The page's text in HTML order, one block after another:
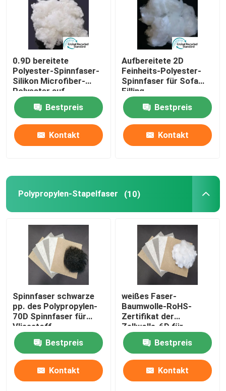
Polymer-Kissen
0.9D bereitete
Polyester-Spinnfaser-
Silikon Microfiber-
Polyester auf
Bestpreis
Kontakt
Aufbereitete 2D
Feinheits-Polyester-
Spinnfaser für Sofa
Filling
Bestpreis
Kontakt
Polypropylen-Stapelfaser (10)
Spinnfaser schwarze
pp. des Polypropylen-
70D Spinnfaser für
Vliesstoff
Bestpreis
Kontakt
weißes Faser-
Baumwolle-RoHS-
Zertifikat der
Zellwolle-6D für
Teppich
Bestpreis
Kontakt